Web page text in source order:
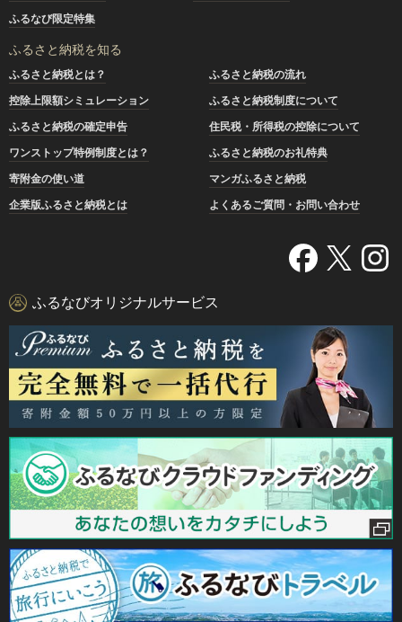
ふるなび限定特集
ふるさと納税を知る
ふるさと納税とは？
ふるさと納税の流れ
控除上限額シミュレーション
ふるさと納税制度について
ふるさと納税の確定申告
住民税・所得税の控除について
ワンストップ特例制度とは？
ふるさと納税のお礼特典
寄附金の使い道
マンガふるさと納税
企業版ふるさと納税とは
よくあるご質問・お問い合わせ
ふるなびオリジナルサービス